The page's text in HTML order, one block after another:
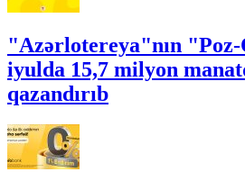
"Azərlotereya"nın
iyulda 15,7 milyon
qazandırıb